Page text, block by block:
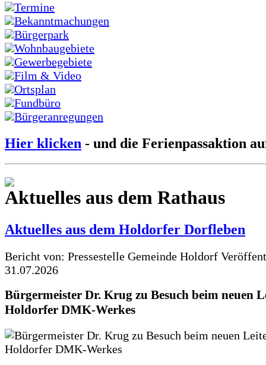
Termine
Bekanntmachungen
Bürgerpark
Wohnbaugebiete
Gewerbegebiete
Film & Video
Ortsplan
Fundbüro
Bürgeranregungen
Hier klicken - und die Ferienpassaktion
Aktuelles aus dem Rathaus
Aktuelles aus dem Holdorfer Dorfleben
Bericht von: Pressestelle Gemeinde Holdorf
31.07.2026
Bürgermeister Dr. Krug zu Besuch beim neuen
Holdorfer DMK-Werkes